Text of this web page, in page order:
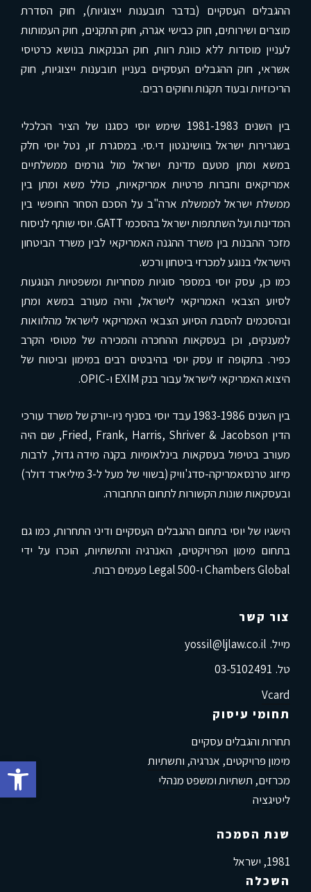
פתח
ההגבלים העסקיים (בדבר תובענות ייצוגיות), חוק הסדרת
מוצרים ושירותים, חוק כבישי אגרה, חוק התקנים, חוק העמותות
לעניין מוסדות ללא כוונת רווח, חוק הבנקאות בנושא כרטיסי
אשראי, חוק ההגבלים העסקיים בעניין תובענות ייצוגיות, חוק
הריכוזיות ובעוד תקנות וחוקים רבים.
בין השנים 1981-1983 שימש יוסי כסגנו של הציר הכלכלי
בשגרירות ישראל בוושינגטון די.סי. במסגרת זו, נטל יוסי חלק
במשא ומתן מטעם מדינת ישראל מול גורמים ממשלתיים
אמריקאים וחברות פרטיות אמריקאיות, כולל משא ומתן בין
ממשלת ישראל לממשלת ארה"ב על הסכם הסחר החופשי בין
המדינות ועל השתתפות ישראל בהסכמי GATT. יוסי שותף לניסוח
מזכר ההבנות בין משרד ההגנה האמריקאי לבין משרד הביטחון
הישראלי בנוגע למכרזי ביטחון ורכש.
כמו כן, עסק יוסי במספר סוגיות מסחריות ומשפטיות הנוגעות
לסיוע הצבאי האמריקאי לישראל, והיה מעורב במשא ומתן
ובהסכמים להסבת הסיוע הצבאי האמריקאי לישראל מהלוואות
למענקים, וכן בעסקאות ההחכרה והמכירה של מטוסי הקרב
כפיר. בתקופה זו עסק יוסי בהיבטים רבים במימון וביטוח של
היצוא האמריקאי לישראל עבור בנק EXIM ו-OPIC.
בין השנים 1983-1986 עבד יוסי בסניף ניו-יורק של משרד עורכי
הדין Fried, Frank, Harris, Shriver & Jacobson, שם היה
מעורב בטיפול בעסקאות בינלאומיות בקנה מידה גדול, לרבות
מיזוג טרנסאמריקה-סדג'וויק (בשווי של מעל ל-3 מיליארד דולר)
ובעסקאות שונות הקשורות לתחום התחבורה.
הישגיו של יוסי בתחום ההגבלים העסקיים ודיני התחרות, כמו גם
בתחום מימון הפרויקטים, האנרגיה והתשתיות, הוכרו על ידי
Chambers Global ו-Legal 500 פעמים רבות.
צור קשר
מייל. yossil@ljlaw.co.il
טל. 03-5102491
Vcard
תחומי עיסוק
תחרות והגבלים עסקיים
מימון פרויקטים, אנרגיה, ותשתיות
מכרזים, תשתיות ומשפט מנהלי
ליטיגציה
שנת הסמכה
1981, ישראל
השכלה